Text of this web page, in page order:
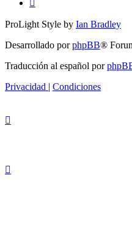
ProLight Style by Ian Bradley
Desarrollado porphpBB®
Traducción al español por
Privacidad | Condiciones